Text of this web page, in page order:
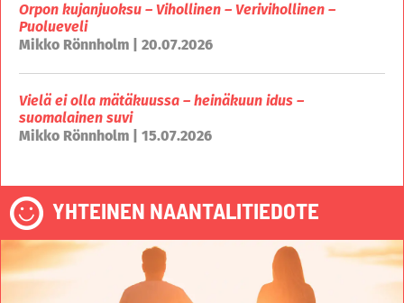
Orpon kujanjuoksu – Vihollinen – Verivihollinen –
Puolueveli
Mikko Rönnholm | 20.07.2026
Vielä ei olla mätäkuussa – heinäkuun idus –
suomalainen suvi
Mikko Rönnholm | 15.07.2026
YHTEINEN NAANTALITIEDOTE